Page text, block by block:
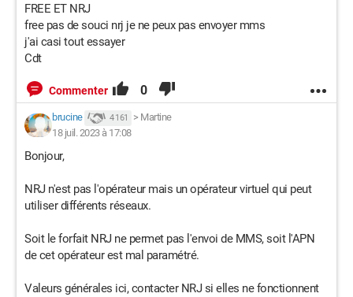
FREE ET NRJ
free pas de souci nrj je ne peux pas envoyer mms
j'ai casi tout essayer
Cdt
Commenter 0
brucine 4 161 > Martine
18 juil. 2023 à 17:08
Bonjour,
NRJ n'est pas l'opérateur mais un opérateur virtuel qui peut
utiliser différents réseaux.
Soit le forfait NRJ ne permet pas l'envoi de MMS, soit l'APN
de cet opérateur est mal paramétré.
Valeurs générales ici, contacter NRJ si elles ne fonctionnent